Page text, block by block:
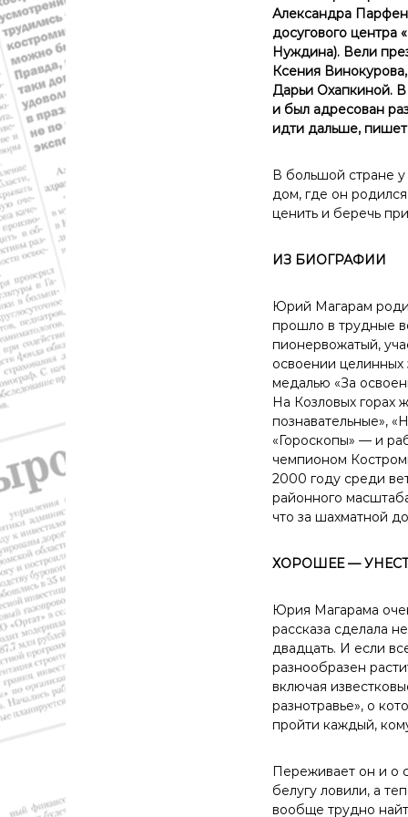
й
о
б
л
а
с
т
.
о
в
с
и
,
п
о
л
и
т
и
к
а
,
э
н
м
и
к
а
,
к
у
т
у
Александра
досугового центра
Нуждина). Вели
Ксения
Дарьи Охапкиной.
и был адресован
идти дальше, пишет
В большой стране
дом, где он
ценить и беречь
ИЗ БИОГРАФИИ
Юрий Магарам
прошло в трудные
пионервожатый,
освоении целинных
медалью «За
На Козловых горах
познавательные»,
«Гороскопы» — и
чемпионом
2000 году среди
районного
что за шахматной
ХОРОШЕЕ —
Юрия Магарама
рассказа сделала
двадцать. И если
разнообразен
включая
разнотравье», о
пройти каждый,
Переживает он и о
белугу ловили, а
вообще трудно